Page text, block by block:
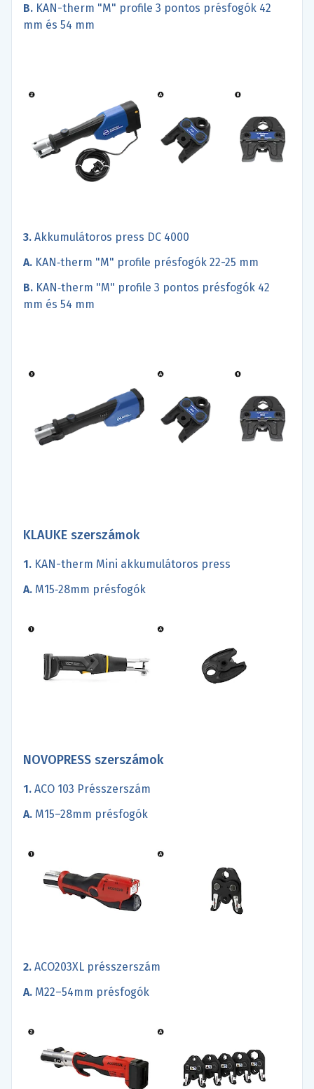
B. KAN-therm "M" profile 3 pontos présfogók 42
mm és 54 mm
3. Akkumulátoros press DC 4000
A. KAN‑therm "M" profile présfogók 22-25 mm
B. KAN‑therm "M" profile 3 pontos présfogók 42
mm és 54 mm
KLAUKE szerszámok
1. KAN-therm Mini akkumulátoros press
A. M15‑28mm présfogók
NOVOPRESS szerszámok
1. ACO 103 Présszerszám
A. M15–28mm présfogók
2. ACO203XL présszerszám
A. M22–54mm présfogók